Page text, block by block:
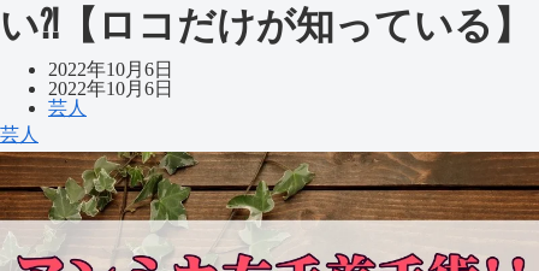
い⁈【ロコだけが知っている】
2022年10月6日
2022年10月6日
芸人
芸人